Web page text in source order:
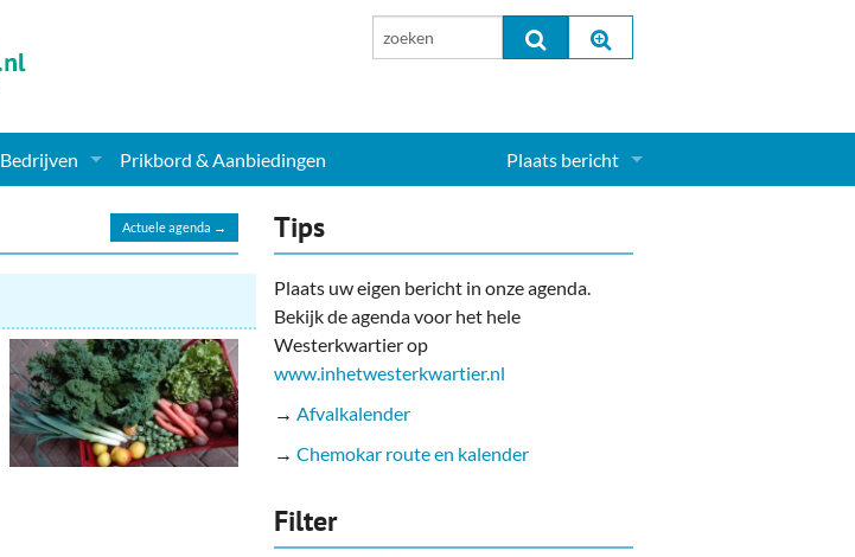
Bedrijven
Supermarkt & Levensmiddelen
Dieren & Tuin
Horeca & Uitgaan
Prikbord & Aanbiedingen Plaats bericht
Actuele agenda → Tips
Plaats uw eigen bericht in onze agenda.
Bekijk de agenda voor het hele
Westerkwartier op
www.inhetwesterkwartier.nl
→ Afvalkalender
→ Chemokar route en kalender
Filter